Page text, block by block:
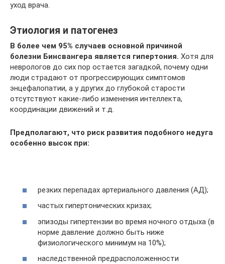
уход врача.
Этиология и патогенез
В более чем 95% случаев основной причиной
болезни Бинсвангера является гипертония. Хотя для
неврологов до сих пор остается загадкой, почему одни
люди страдают от прогрессирующих симптомов
энцефалопатии, а у других до глубокой старости
отсутствуют какие-либо изменения интеллекта,
координации движений и т.д.
Предполагают, что риск развития подобного недуга
особенно высок при:
резких перепадах артериального давления (АД);
частых гипертонических кризах;
эпизоды гипертензии во время ночного отдыха (в
норме давление должно быть ниже
физиологического минимум на 10%);
наследственной предрасположенности